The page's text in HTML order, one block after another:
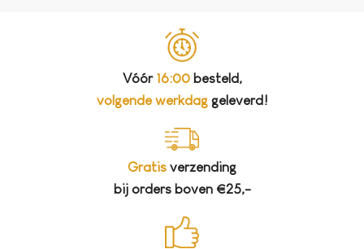
Vóór 16:00besteld,
volgende werkdaggeleverd!
Gratis verzending
bij orders boven €25,-